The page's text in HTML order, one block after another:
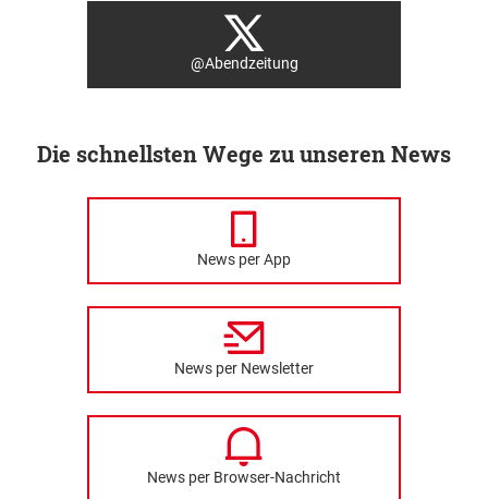
@Abendzeitung
Die schnellsten Wege zu unseren News
News per App
News per Newsletter
News per Browser-Nachricht